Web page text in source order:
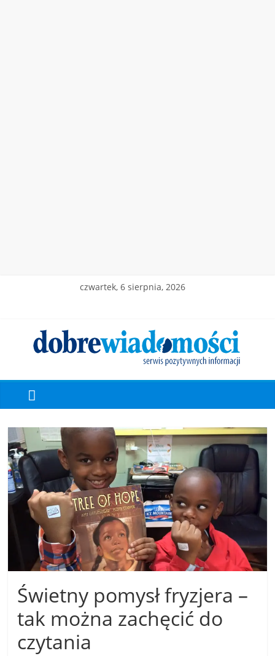
czwartek, 6 sierpnia, 2026
Świetny pomysł fryzjera –
tak można zachęcić do
czytania